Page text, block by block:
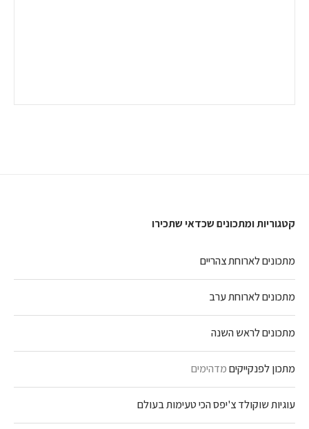
קטגוריות ומתכונים שכדאי שתכירו
מתכונים לארוחת צהריים
מתכונים לארוחת ערב
מתכונים לראש השנה
מתכון לפנקייקיםמדהימים
עוגיות שוקולד צ'יפס הכי טעימות בעולם